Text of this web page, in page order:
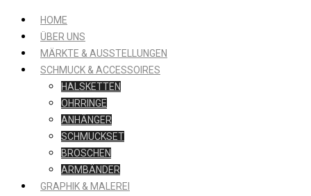
HOME
ÜBER UNS
MÄRKTE & AUSSTELLUNGEN
SCHMUCK & ACCESSOIRES
HALSKETTEN
OHRRINGE
ANHÄNGER
SCHMUCKSET
BROSCHEN
ARMBÄNDER
GRAPHIK & MALEREI